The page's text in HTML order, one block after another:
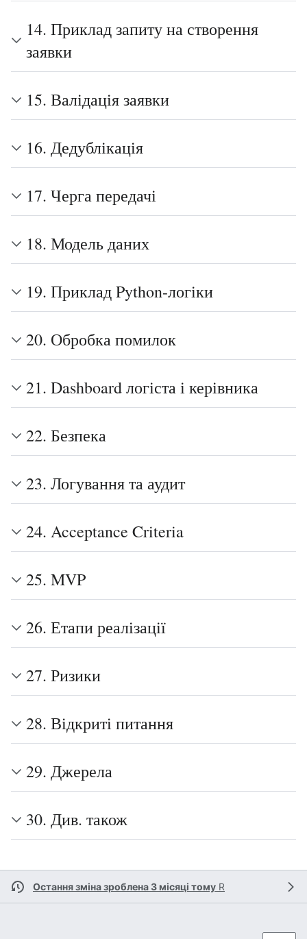
14. Приклад запиту на створення
заявки
15. Валідація заявки
16. Дедублікація
17. Черга передачі
18. Модель даних
19. Приклад Python-логіки
20. Обробка помилок
21. Dashboard логіста і керівника
22. Безпека
23. Логування та аудит
24. Acceptance Criteria
25. MVP
26. Етапи реалізації
27. Ризики
28. Відкриті питання
29. Джерела
30. Див. також
Остання зміна зроблена 3 місяці тому R